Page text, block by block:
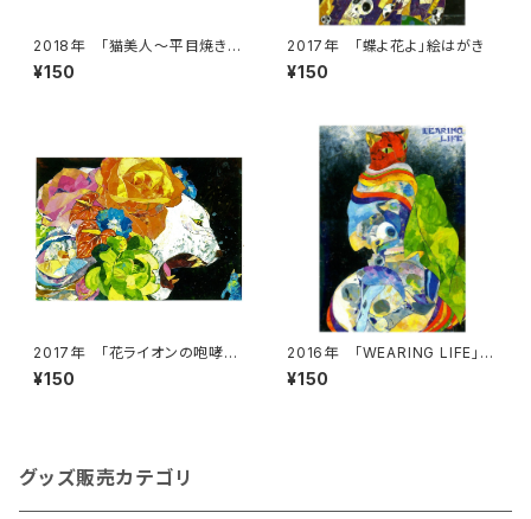
2018年 「猫美人～平目焼きの
誘惑～」絵はがき
¥150
2017年 「蝶よ花よ」絵はがき
¥150
2017年 「花ライオンの咆哮」
絵はがき
¥150
2016年 「WEARING LIFE」絵
はがき
¥150
グッズ販売カテゴリ